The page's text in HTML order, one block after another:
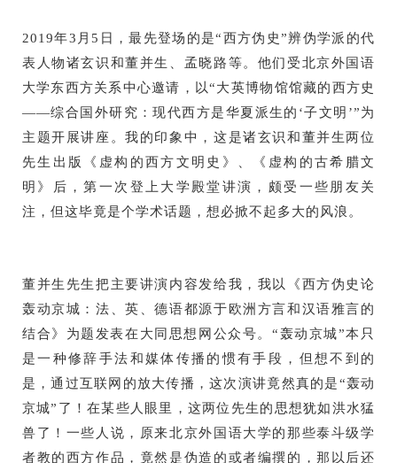
2019年3月5日，最先登场的是“西方伪史”辨伪学派的代
表人物诸玄识和董并生、孟晓路等。他们受北京外国语
大学东西方关系中心邀请，以“大英博物馆馆藏的西方史
——综合国外研究：现代西方是华夏派生的‘子文明’”为
主题开展讲座。我的印象中，这是诸玄识和董并生两位
先生出版《虚构的西方文明史》、《虚构的古希腊文
明》后，第一次登上大学殿堂讲演，颇受一些朋友关
注，但这毕竟是个学术话题，想必掀不起多大的风浪。
董并生先生把主要讲演内容发给我，我以《西方伪史论
轰动京城：法、英、德语都源于欧洲方言和汉语雅言的
结合》为题发表在大同思想网公众号。“轰动京城”本只
是一种修辞手法和媒体传播的惯有手段，但想不到的
是，通过互联网的放大传播，这次演讲竟然真的是“轰动
京城”了！在某些人眼里，这两位先生的思想犹如洪水猛
兽了！一些人说，原来北京外国语大学的那些泰斗级学
者教的西方作品，竟然是伪造的或者编撰的，那以后还